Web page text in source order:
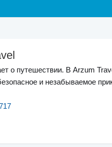
о путешествии. В Arzum
и незабываемое